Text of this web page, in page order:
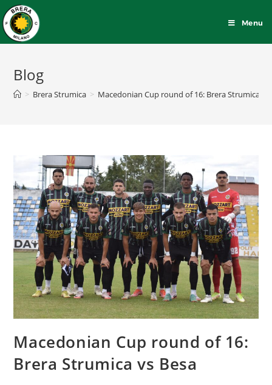
Menu
Blog
> Brera Strumica > Macedonian Cup round of 16: Brera Strumica vs
Macedonian Cup round of 16:
Brera Strumica vs Besa